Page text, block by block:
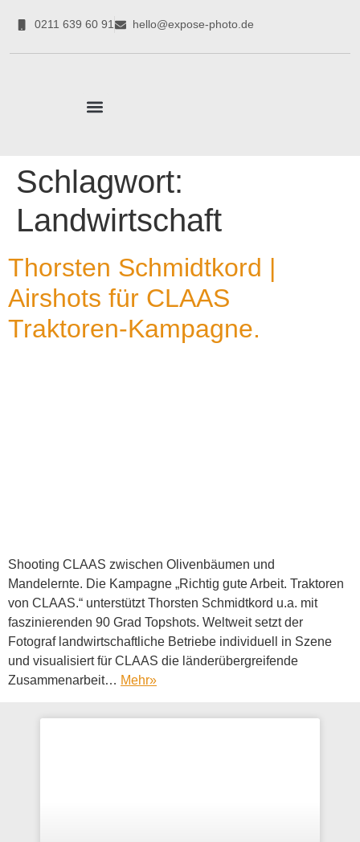
0211 639 60 91 hello@expose-photo.de
Schlagwort:
Landwirtschaft
Thorsten Schmidtkord |
Airshots für CLAAS
Traktoren-Kampagne.
Shooting CLAAS zwischen Olivenbäumen und
Mandelernte. Die Kampagne „Richtig gute Arbeit. Traktoren
von CLAAS.“ unterstützt Thorsten Schmidtkord u.a. mit
faszinierenden 90 Grad Topshots. Weltweit setzt der
Fotograf landwirtschaftliche Betriebe individuell in Szene
und visualisiert für CLAAS die länderübergreifende
Zusammenarbeit… Mehr»